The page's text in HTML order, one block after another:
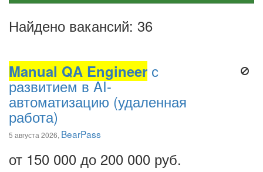
Найдено вакансий: 36
Manual QA Engineer с
развитием в AI-
автоматизацию (удаленная
работа)
5 августа 2026, BearPass
от 150 000 до 200 000 руб.